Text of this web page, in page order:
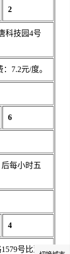
2
科技园4号
7.2元/度。
6
每小时五
4
号比亚